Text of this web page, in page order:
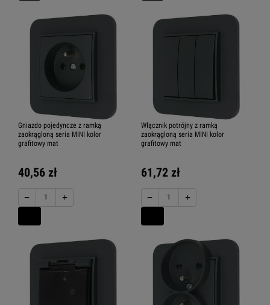
Gniazdo pojedyncze z ramką
zaokrągloną seria MINI kolor
grafitowy mat
40,56 zł
− +
Włącznik potrójny z ramką
zaokrągloną seria MINI kolor
grafitowy mat
61,72 zł
− +